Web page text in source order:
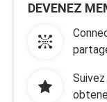
DEVENEZ